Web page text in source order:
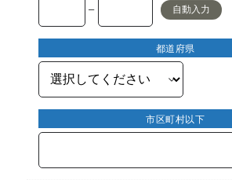
– 自動入力
都道府県
市区町村以下